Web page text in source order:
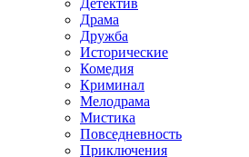
Детектив
Драма
Дружба
Исторические
Комедия
Криминал
Мелодрама
Мистика
Повседневность
Приключения